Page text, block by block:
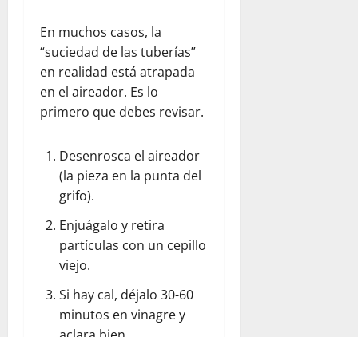
En muchos casos, la
“suciedad de las tuberías”
en realidad está atrapada
en el aireador. Es lo
primero que debes revisar.
Desenrosca el aireador
(la pieza en la punta del
grifo).
Enjuágalo y retira
partículas con un cepillo
viejo.
Si hay cal, déjalo 30-60
minutos en vinagre y